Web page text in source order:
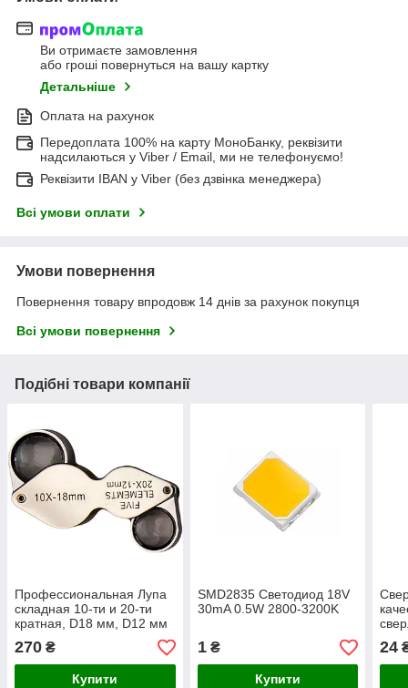
Ви отримаєте замовлення
або гроші повернуться на вашу картку
Детальніше
Оплата на рахунок
Передоплата 100% на карту МоноБанку, реквізити
надсилаються у Viber / Email, ми не телефонуємо!
Реквізити IBAN у Viber (без дзвінка менеджера)
Всі умови оплати
Умови повернення
Повернення товару впродовж 14 днів за рахунок покупця
Всі умови повернення
Подібні товари компанії
Профессиональная Лупа
складная 10-ти и 20-ти
кратная, D18 мм, D12 мм
SPARTA 913815
270 ₴
Купити
SMD2835 Светодиод 18V
30mA 0.5W 2800-3200K
1₴
Купити
24